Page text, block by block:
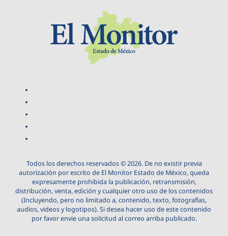
Todos los derechos reservados © 2026. De no existir previa
autorización por escrito de El Monitor Estado de México, queda
expresamente prohibida la publicación, retransmisión,
distribución, venta, edición y cualquier otro uso de los contenidos
(Incluyendo, pero no limitado a, contenido, texto, fotografías,
audios, videos y logotipos). Si desea hacer uso de este contenido
por favor envie una solicitud al correo arriba publicado.